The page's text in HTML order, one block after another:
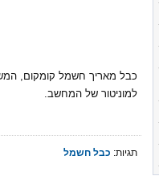
כבל מאריך חשמל קומקום,
למוניטור של המחשב.
תגיות: כבל חשמל